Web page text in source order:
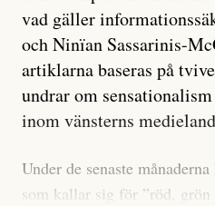
vad gäller
och Ninïan Sassarinis-
artiklarna baseras på
undrar om
inom vänsterns
Under de senaste
som kallar sig för ”röd, grön